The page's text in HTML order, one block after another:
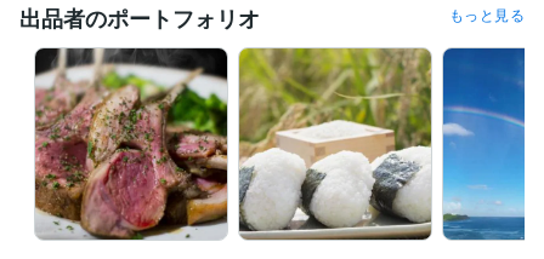
ハワイアンスピリチュアル鑑定/ハワイの文化・観光・グルメ執筆
その他ツール
ハワイアンスピリチュアルカウンセリング:5年栄養指導:5年
得意分野
占い 霊視透視でのハワイアンスピリチュアル鑑定
霊視 透視 スピリチュアル 恋愛 ダイエット 家庭 相性
仕事
運勢
厄除け
悩み相談・カウンセリング
ハナ的ポジティブシンキングカウンセリ
ング
出品者のポートフォリオ もっと見る